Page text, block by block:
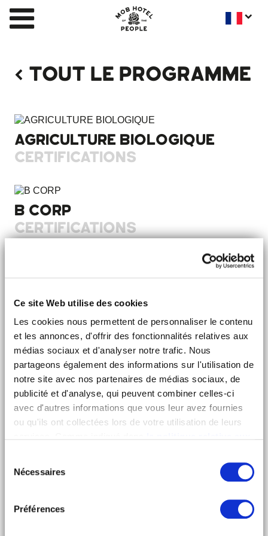
Ce site Web utilise des cookies
Les cookies nous permettent de personnaliser le contenu
et les annonces, d'offrir des fonctionnalités relatives aux
médias sociaux et d'analyser notre trafic. Nous
partageons également des informations sur l'utilisation de
notre site avec nos partenaires de médias sociaux, de
publicité et d'analyse, qui peuvent combiner celles-ci
avec d'autres informations que vous leur avez fournies
ou qu'ils ont collectées lors de votre utilisation de leurs
cliquant sur « tout autoriser » ; vous refusez ce dépôt de
cookies (sauf cookies nécessaires) en cliquant sur « tout
paramétrer vos choix en fonction de la finalité des
Nécessaires
Préférences
TOUT LE PROGRAMME
AGRICULTURE BIOLOGIQUE
CERTIFICATIONS
B CORP
CERTIFICATIONS
ECOCERT COSMOS ORGANIC
CERTIFICATIONS
ECOLABEL
CERTIFICATIONS
MSC
CERTIFICATIONS